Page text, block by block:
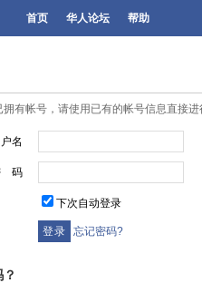
首页 华人论坛 帮助
有帐号，请使用已有的帐号信息直接进
名
码
下次自动登录
忘记密码?